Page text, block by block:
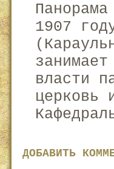
1907
власти
церковь
ДОБАВИТЬ